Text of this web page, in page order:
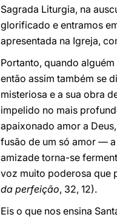
Sagrada Liturgia, na
glorificado e entramos
apresentada na Igreja,
Portanto, quando
então assim também se
misteriosa e a sua obra
impelido no mais
apaixonado amor a
fusão de um só amor —
amizade torna-se
voz muito poderosa que
da perfeição, 32, 12).
Eis o que nos ensina